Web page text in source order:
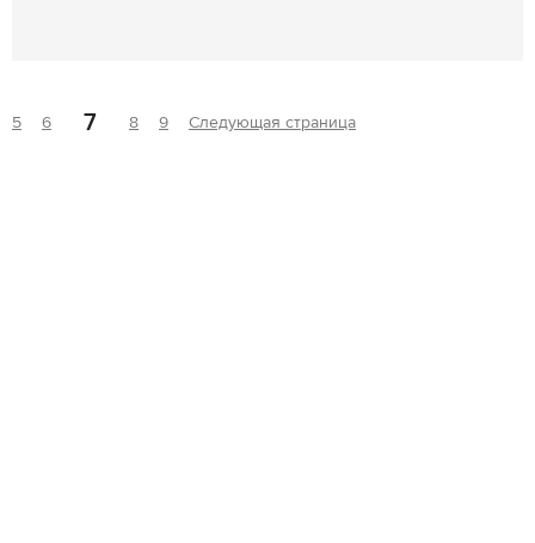
5 6 7 8 9 Следующая страница